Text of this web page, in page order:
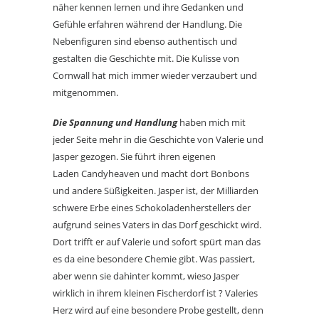
näher kennen lernen und ihre Gedanken und
Gefühle erfahren während der Handlung. Die
Nebenfiguren sind ebenso authentisch und
gestalten die Geschichte mit. Die Kulisse von
Cornwall hat mich immer wieder verzaubert und
mitgenommen.
Die Spannung und Handlunghaben mich mit
jeder Seite mehr in die Geschichte von Valerie und
Jasper gezogen. Sie führt ihren eigenen
Laden Candyheaven und macht dort Bonbons
und andere Süßigkeiten. Jasper ist, der Milliarden
schwere Erbe eines Schokoladenherstellers der
aufgrund seines Vaters in das Dorf geschickt wird.
Dort trifft er auf Valerie und sofort spürt man das
es da eine besondere Chemie gibt. Was passiert,
aber wenn sie dahinter kommt, wieso Jasper
wirklich in ihrem kleinen Fischerdorf ist ? Valeries
Herz wird auf eine besondere Probe gestellt, denn